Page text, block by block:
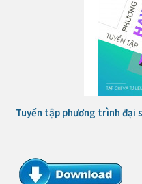
Tuyển tập phương trình đại